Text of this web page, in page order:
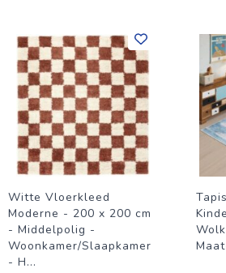
Witte Vloerkleed
Moderne - 200 x 200 cm
- Middelpolig -
Woonkamer/Slaapkamer
- H...